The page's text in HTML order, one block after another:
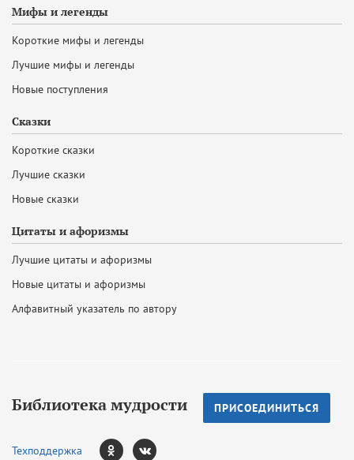
Мифы и легенды
Короткие мифы и легенды
Лучшие мифы и легенды
Новые поступления
Сказки
Короткие сказки
Лучшие сказки
Новые сказки
Цитаты и афоризмы
Лучшие цитаты и афоризмы
Новые цитаты и афоризмы
Алфавитный указатель по автору
Библиотека мудрости ПРИСОЕДИНИТЬСЯ
Техподдержка